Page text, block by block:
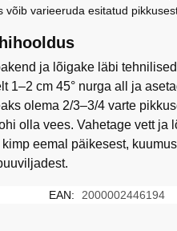
võib varieeruda esitatud
ja lõigake läbi
1–2 cm 45° nurga all ja
olema 2/3–3/4 varte
olla vees. Vahetage vett ja
eemal päikesest,
EAN: 2000002446194